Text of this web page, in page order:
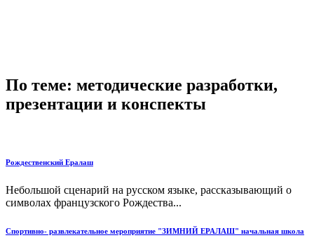
По теме: методические разработки,
презентации и конспекты
Рождественский Ералаш
Небольшой сценарий на русском языке, рассказывающий о
символах французского Рождества...
Спортивно- развлекательное мероприятие "ЗИМНИЙ ЕРАЛАШ" начальная школа